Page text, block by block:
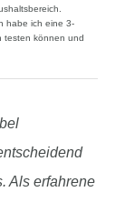
habe ich eine 3-
testen können und
Als erfahrene